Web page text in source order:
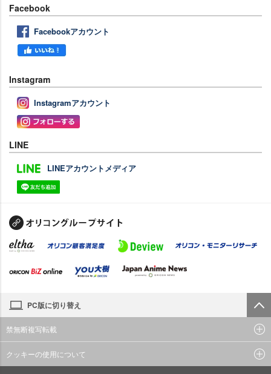
Facebook
Facebookアカウント
Instagram
Instagramアカウント
LINE
LINEアカウントメディア
PC版に切り替え
禁無断複写転載
クッキーの使用について